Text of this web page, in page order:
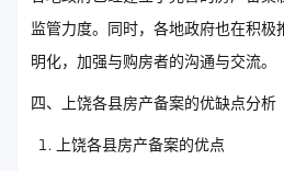
监管力度。同时，各地政府也在积
明化，加强与购房者的沟通与交流。
四、上饶各县房产备案的优缺点分析
上饶各县房产备案的优点